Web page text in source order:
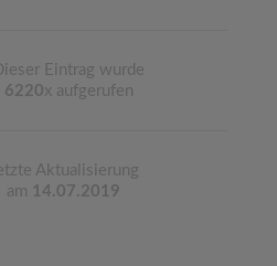
Eintrag wurde
6220x aufgerufen
Aktualisierung
am 14.07.2019